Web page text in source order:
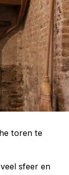
toren te
sfeer en